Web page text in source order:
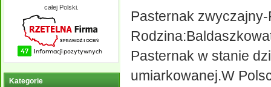
całej Polski.
Kategorie
Pasternak
Pasternak w stanie
umiarkowanej.W